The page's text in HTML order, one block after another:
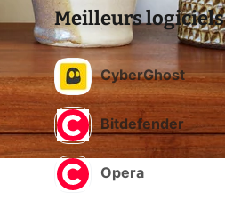
Meilleurs logiciels
CyberGhost
Bitdefender
Opera